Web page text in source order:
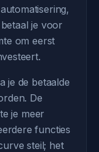
je voor
om eerst
je de betaalde
De
je meer
functies
steil; het